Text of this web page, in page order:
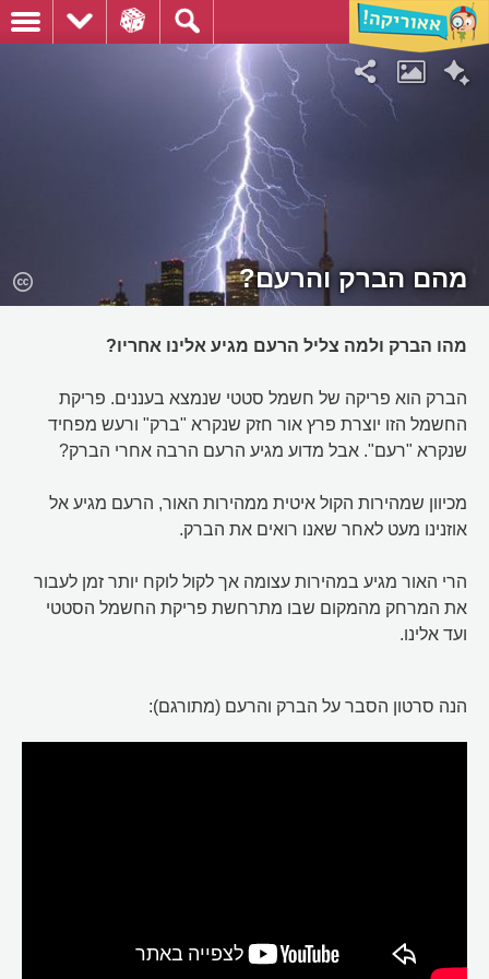
מהם הברק והרעם?
מהו הברק ולמה צליל הרעם מגיע אלינו אחריו?
הברק הוא פריקה של חשמל סטטי שנמצא בעננים. פריקת
החשמל הזו יוצרת פרץ אור חזק שנקרא "ברק" ורעש מפחיד
שנקרא "רעם". אבל מדוע מגיע הרעם הרבה אחרי הברק?
מכיוון שמהירות הקול איטית ממהירות האור, הרעם מגיע אל
אוזנינו מעט לאחר שאנו רואים את הברק.
הרי האור מגיע במהירות עצומה אך לקול לוקח יותר זמן לעבור
את המרחק מהמקום שבו מתרחשת פריקת החשמל הסטטי
ועד אלינו.
הנה סרטון הסבר על הברק והרעם (מתורגם):